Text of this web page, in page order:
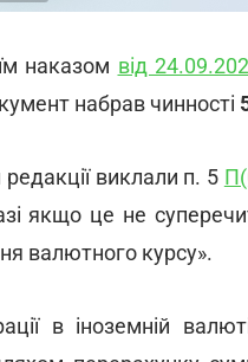
наказом від
набрав чинності
редакції виклали п. 5
якщо це не
валютного курсу».
в іноземній